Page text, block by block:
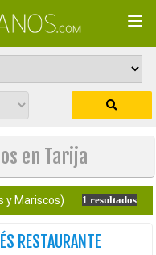
en Tarija
y Mariscos) 1 resultados
RESTAURANTE